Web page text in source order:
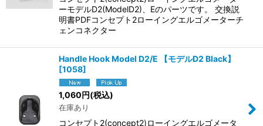
ーモデルD2(ModelD2)、Eのパーツです。 交換説
明書PDFコンセプト2ローイングエルゴメーターチ
ェンコネクター
Handle Hook Model D2/E 【モデルD2 Black】
[1058]
1,060円(税込)
在庫あり
コンセプト2(concept2)ローイングエルゴメータ